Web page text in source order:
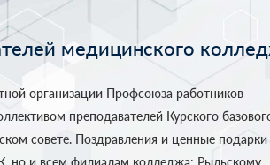
медицинского
организации Профсоюза работников
преподавателей Курского
совете. Поздравления и ценные
но и всем филиалам колледжа: Рыльскому,